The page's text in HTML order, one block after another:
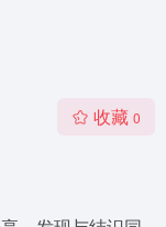
收藏 0